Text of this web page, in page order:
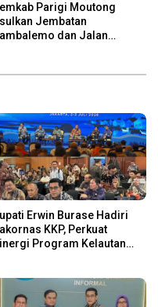
Parigi Moutong
Jembatan
dan Jalan
Erwin Burase Hadiri
KKP, Perkuat
Program Kelautan